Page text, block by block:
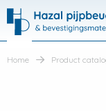
Hazal
Home Product